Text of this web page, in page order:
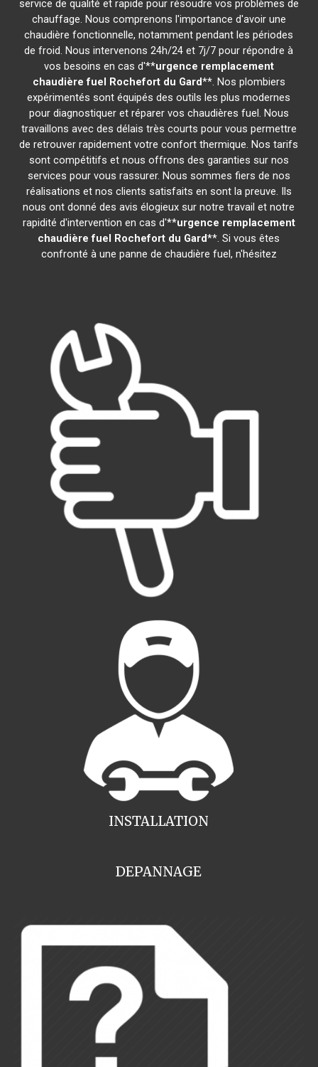
service de qualité et rapide pour résoudre vos problèmes de
chauffage. Nous comprenons l'importance d'avoir une
chaudière fonctionnelle, notamment pendant les périodes
de froid. Nous intervenons 24h/24 et 7j/7 pour répondre à
vos besoins en cas d'**urgence remplacement
chaudière fuel Rochefort du Gard**. Nos plombiers
expérimentés sont équipés des outils les plus modernes
pour diagnostiquer et réparer vos chaudières fuel. Nous
travaillons avec des délais très courts pour vous permettre
de retrouver rapidement votre confort thermique. Nos tarifs
sont compétitifs et nous offrons des garanties sur nos
services pour vous rassurer. Nous sommes fiers de nos
réalisations et nos clients satisfaits en sont la preuve. Ils
nous ont donné des avis élogieux sur notre travail et notre
rapidité d'intervention en cas d'**urgence remplacement
chaudière fuel Rochefort du Gard**. Si vous êtes
confronté à une panne de chaudière fuel, n'hésitez
INSTALLATION
DEPANNAGE